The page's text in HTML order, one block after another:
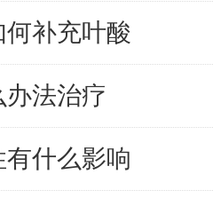
补充叶酸
法治疗
什么影响